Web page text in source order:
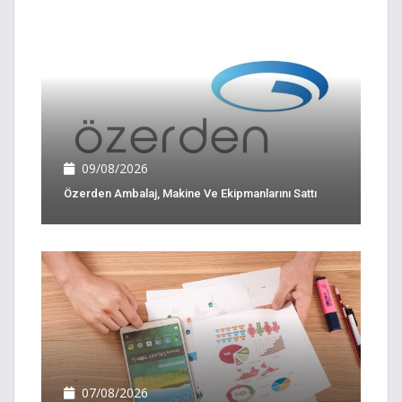
09/08/2026
Özerden Ambalaj, Makine Ve Ekipmanlarını Sattı
07/08/2026